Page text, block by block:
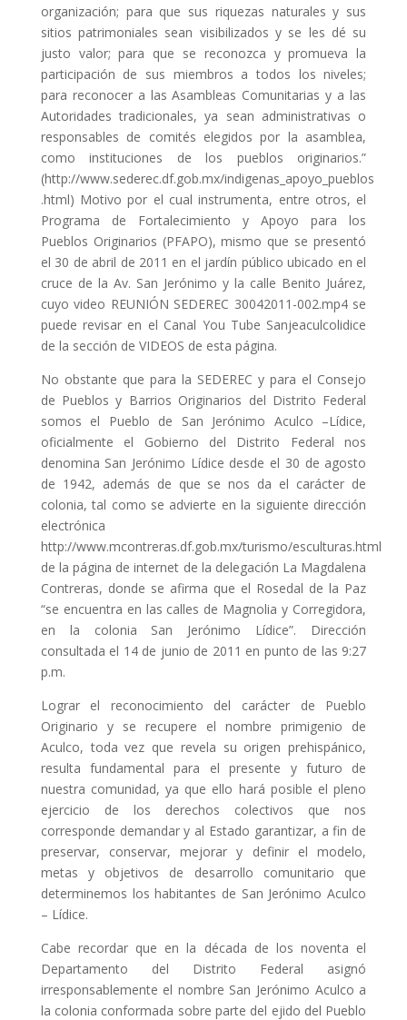
organización; para que sus riquezas naturales y sus
sitios patrimoniales sean visibilizados y se les dé su
justo valor; para que se reconozca y promueva la
participación de sus miembros a todos los niveles;
para reconocer a las Asambleas Comunitarias y a las
Autoridades tradicionales, ya sean administrativas o
responsables de comités elegidos por la asamblea,
como instituciones de los pueblos originarios.”
(http://www.sederec.df.gob.mx/indigenas_apoyo_pueblos
.html) Motivo por el cual instrumenta, entre otros, el
Programa de Fortalecimiento y Apoyo para los
Pueblos Originarios (PFAPO), mismo que se presentó
el 30 de abril de 2011 en el jardín público ubicado en el
cruce de la Av. San Jerónimo y la calle Benito Juárez,
cuyo video REUNIÓN SEDEREC 30042011-002.mp4 se
puede revisar en el Canal You Tube Sanjeaculcolidice
de la sección de VIDEOS de esta página.
No obstante que para la SEDEREC y para el Consejo
de Pueblos y Barrios Originarios del Distrito Federal
somos el Pueblo de San Jerónimo Aculco –Lídice,
oficialmente el Gobierno del Distrito Federal nos
denomina San Jerónimo Lídice desde el 30 de agosto
de 1942, además de que se nos da el carácter de
colonia, tal como se advierte en la siguiente dirección
electrónica
http://www.mcontreras.df.gob.mx/turismo/esculturas.html
de la página de internet de la delegación La Magdalena
Contreras, donde se afirma que el Rosedal de la Paz
“se encuentra en las calles de Magnolia y Corregidora,
en la colonia San Jerónimo Lídice”. Dirección
consultada el 14 de junio de 2011 en punto de las 9:27
p.m.
Lograr el reconocimiento del carácter de Pueblo
Originario y se recupere el nombre primigenio de
Aculco, toda vez que revela su origen prehispánico,
resulta fundamental para el presente y futuro de
nuestra comunidad, ya que ello hará posible el pleno
ejercicio de los derechos colectivos que nos
corresponde demandar y al Estado garantizar, a fin de
preservar, conservar, mejorar y definir el modelo,
metas y objetivos de desarrollo comunitario que
determinemos los habitantes de San Jerónimo Aculco
– Lídice.
Cabe recordar que en la década de los noventa el
Departamento del Distrito Federal asignó
irresponsablemente el nombre San Jerónimo Aculco a
la colonia conformada sobre parte del ejido del Pueblo